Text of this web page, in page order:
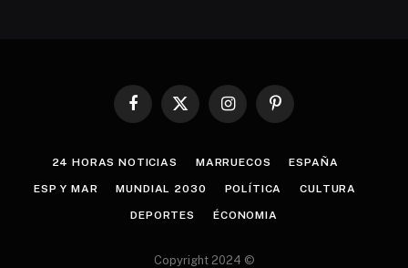
Facebook
X
InstagramPinterest
24 HORAS NOTICIAS MARRUECOS ESPAÑA
ESP Y MAR MUNDIAL 2030 POLÍTICA CULTURA
DEPORTES ÉCONOMIA
Copyright 2024 ©